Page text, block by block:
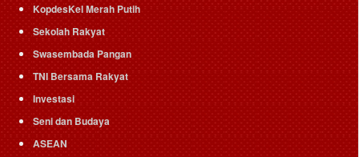
KopdesKel Merah Putih
Sekolah Rakyat
Swasembada Pangan
TNI Bersama Rakyat
Investasi
Seni dan Budaya
ASEAN